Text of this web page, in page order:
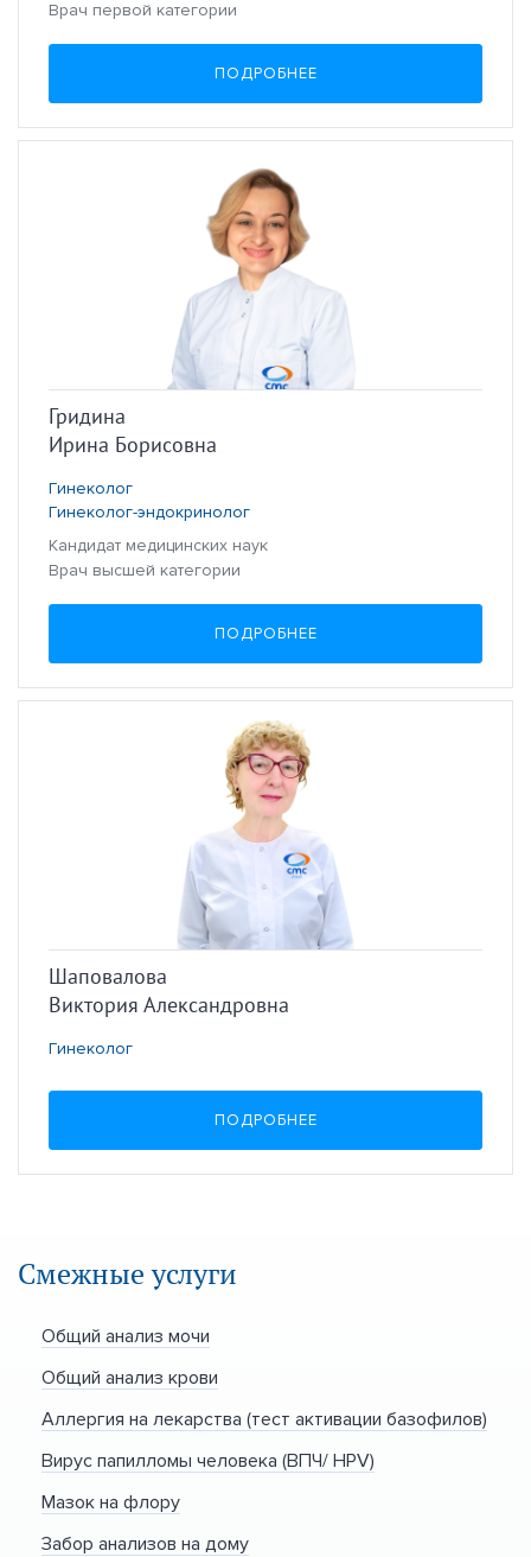
Врач первой категории
ПОДРОБНЕЕ
Гридина
Ирина Борисовна
Гинеколог
Гинеколог-эндокринолог
Кандидат медицинских наук
Врач высшей категории
ПОДРОБНЕЕ
Шаповалова
Виктория Александровна
Гинеколог
ПОДРОБНЕЕ
Смежные услуги
Общий анализ мочи
Общий анализ крови
Аллергия на лекарства (тест активации базофилов)
Вирус папилломы человека (ВПЧ/ HPV)
Мазок на флору
Забор анализов на дому